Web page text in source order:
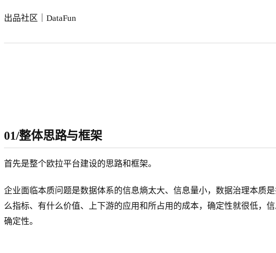
出品社区｜DataFun
01/整体思路与框架
首先是整个欧拉平台建设的思路和框架。
企业面临本质问题是数据体系的信息熵太大、信息量小，数据治理本质
么指标、有什么价值、上下游的应用和所占用的成本，确定性就很低，
确定性。